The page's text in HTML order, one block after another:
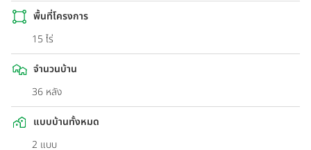
พื้นที่โครงการ
15 ไร่
จำนวนบ้าน
36 หลัง
แบบบ้านทั้งหมด
2 แบบ